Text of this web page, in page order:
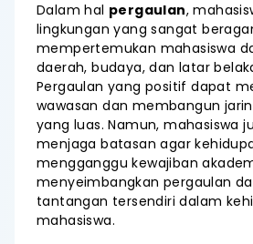
Dalam hal pergaulan,
lingkungan yang sangat
mempertemukan mahasiswa
daerah, budaya, dan latar
Pergaulan yang positif dapat
wawasan dan membangun
yang luas. Namun, mahasiswa
menjaga batasan agar
mengganggu kewajiban
menyeimbangkan pergaulan
tantangan tersendiri dalam
mahasiswa.